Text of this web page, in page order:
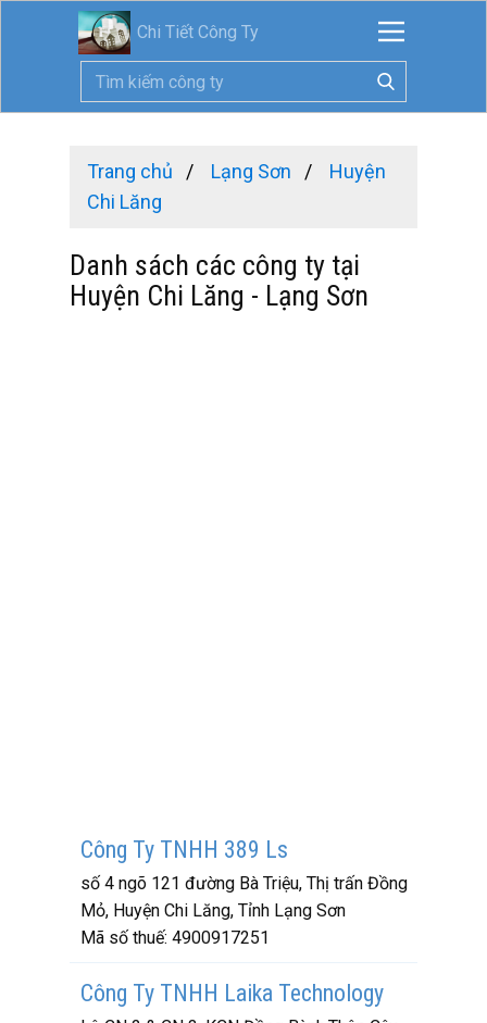
Chi Tiết Công Ty
Trang chủ Lạng Sơn
Huyện
Chi Lăng
Danh sách các công ty tại
Huyện Chi Lăng - Lạng Sơn
Công Ty TNHH 389 Ls
số 4 ngõ 121 đường Bà Triệu, Thị trấn Đồng
Mỏ, Huyện Chi Lăng, Tỉnh Lạng Sơn
Mã số thuế: 4900917251
Công Ty TNHH Laika Technology